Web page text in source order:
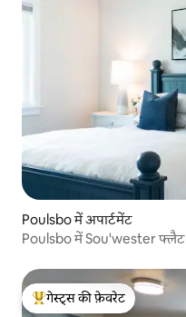
Poulsbo में अपार्टमेंट
Poulsbo में Sou'wester फ्लैट
गेस्ट्स का टॉप फ़ेवरेट
गेस्ट्स की फ़ेवरेट